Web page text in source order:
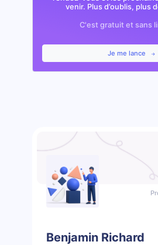
venir. Plus d’oublis, plus
C'est gratuit et sans
Je me lance
Benjamin Richard